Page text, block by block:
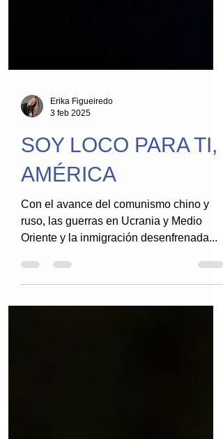
Erika Figueiredo
3 feb 2025
SOY LOCO PARA TI,
AMÉRICA
Con el avance del comunismo chino y
ruso, las guerras en Ucrania y Medio